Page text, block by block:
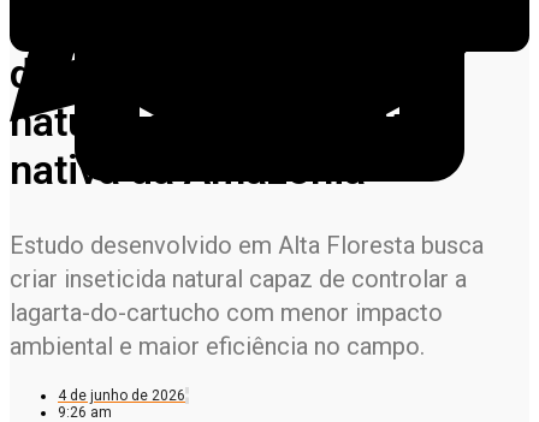
em Alta Floresta
desenvolvem inseticida
natural a partir de árvore
nativa da Amazônia
Estudo desenvolvido em Alta Floresta busca
criar inseticida natural capaz de controlar a
lagarta-do-cartucho com menor impacto
ambiental e maior eficiência no campo.
4 de junho de 2026
9:26 am